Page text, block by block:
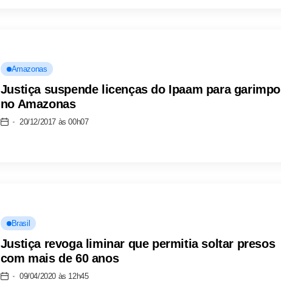
Amazonas
Justiça suspende licenças do Ipaam para garimpo
no Amazonas
20/12/2017 às 00h07
Brasil
Justiça revoga liminar que permitia soltar presos
com mais de 60 anos
09/04/2020 às 12h45